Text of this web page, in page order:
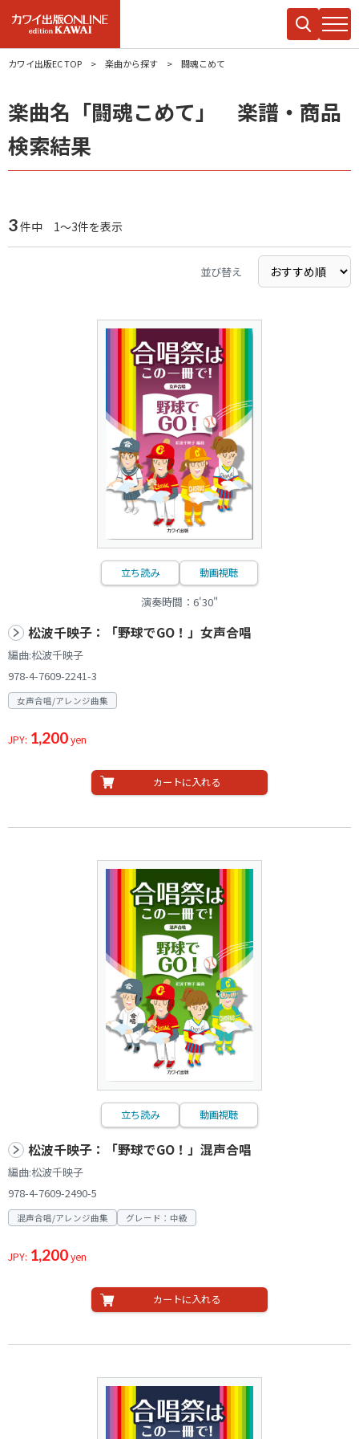
カワイ出版EC TOP 楽曲から探す 闘魂こめて
楽曲名「闘魂こめて」 楽譜・商品
検索結果
3件中 1～3件を表示
並び替え
立ち読み 動画視聴
演奏時間：6'30"
松波千映子：「野球でGO！」女声合唱
編曲:松波千映子
978-4-7609-2241-3
女声合唱/アレンジ曲集
JPY: 1,200yen
カートに入れる
立ち読み 動画視聴
松波千映子：「野球でGO！」混声合唱
編曲:松波千映子
978-4-7609-2490-5
混声合唱/アレンジ曲集 グレード：中級
JPY: 1,200yen
カートに入れる